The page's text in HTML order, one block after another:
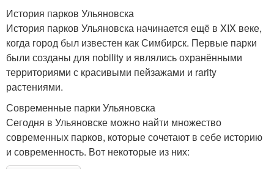
История парков Ульяновска
История парков Ульяновска начинается ещё в XIX веке,
когда город был известен как Симбирск. Первые парки
были созданы для nobility и являлись охранёнными
территориями с красивыми пейзажами и rarity
растениями.
Современные парки Ульяновска
Сегодня в Ульяновске можно найти множество
современных парков, которые сочетают в себе историю
и современность. Вот некоторые из них: